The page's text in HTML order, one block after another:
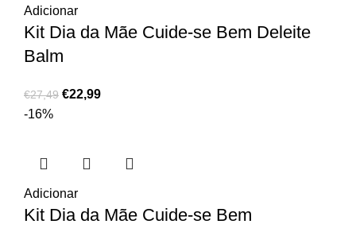
Adicionar
Kit Dia da Mãe Cuide-se Bem Deleite
Balm
€27,49 €22,99
-16%
Adicionar
Kit Dia da Mãe Cuide-se Bem